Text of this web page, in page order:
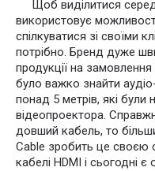
Щоб виділитися
використовує
спілкуватися зі своїми
потрібно. Бренд дуже
продукції на
було важко знайти
понад 5 метрів, які були
відеопроектора.
довший кабель, то
Cable зробить це своєю
кабелі HDMI і сьогодні